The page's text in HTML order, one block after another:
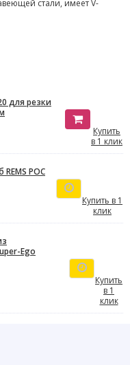
стали, имеет V-
для резки
Купить
в 1 клик
РОС
Купить в 1
клик
Ego
Купить
в 1
клик